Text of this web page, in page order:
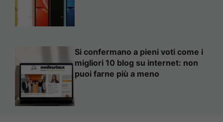
Si confermano a pieni voti come i
migliori 10 blog su internet: non
puoi farne più a meno